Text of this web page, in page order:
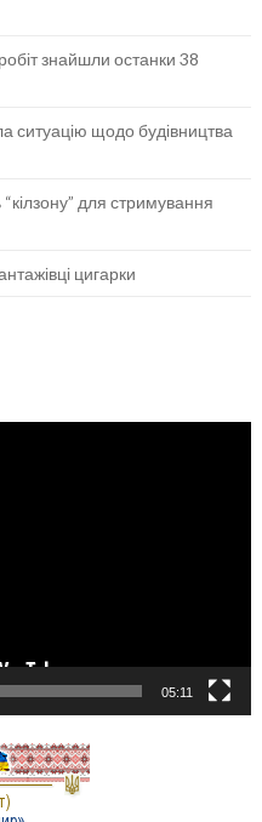
знайшли останки 38
ситуацію щодо будівництва
для стримування
цигарки
05:11